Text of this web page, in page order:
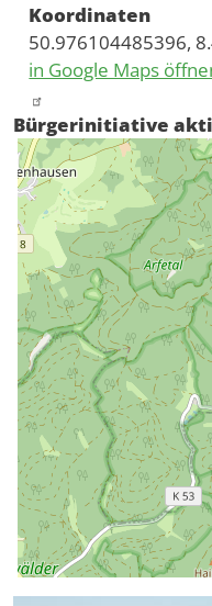
Koordinaten
50.976104485396,
in Google Maps
Bürgerinitiative